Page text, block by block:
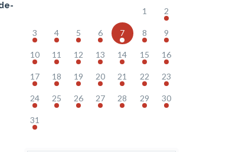
1 2
3 4 5 6 7 8 9
10 11 12 13 14 15 16
17 18 19 20 21 22 23
24 25 26 27 28 29 30
31